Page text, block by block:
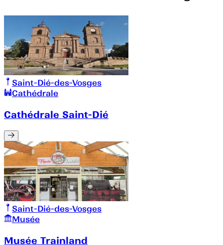
Saint-Dié-des-Vosges
Cathédrale
Cathédrale Saint-Dié
Saint-Dié-des-Vosges
Musée
Musée Trainland